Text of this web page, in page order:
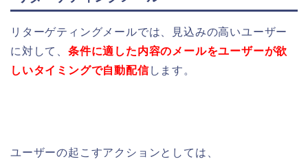
リターゲティングメールでは、 見込みの高いユーザー
に対して
、条件に適した内容の メールをユーザーが欲
しいタイミングで自動配信します。
ユーザーの起こすアクションとしては、